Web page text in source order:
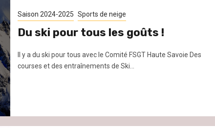
Saison 2024-2025 Sports de neige
Du ski pour tous les goûts !
Il y a du ski pour tous avec le Comité FSGT Haute Savoie Des
courses et des entraînements de Ski...